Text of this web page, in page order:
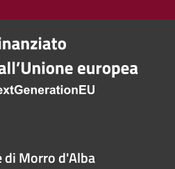
di Morro d'Alba